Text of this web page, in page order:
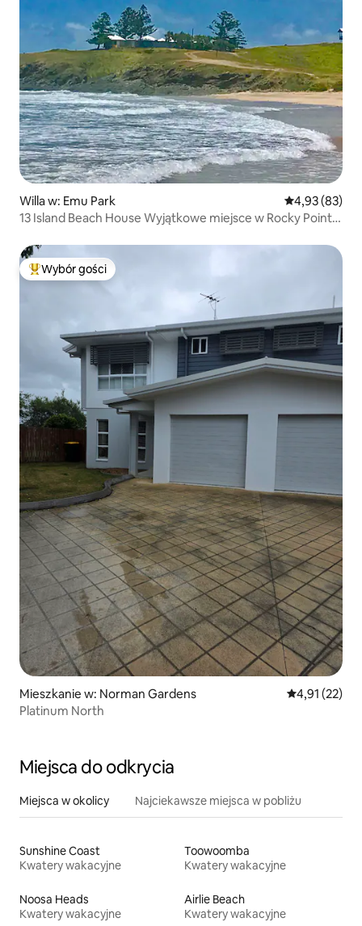
Willa w: Emu Park Średnia
4,93 (83)
13 Island Beach House Wyjątkowe miejsce w Rocky Point.
Najpopularniejsze z kategorii Wybór gości
Wybór gości
Mieszkanie w: Norman Gardens Średnia
4,91 (22)
Platinum North
Miejsca do odkrycia
Miejsca w okolicy Najciekawsze miejsca w pobliżu
Sunshine Coast
Kwatery wakacyjne
Toowoomba
Kwatery wakacyjne
Noosa Heads
Kwatery wakacyjne
Airlie Beach
Kwatery wakacyjne